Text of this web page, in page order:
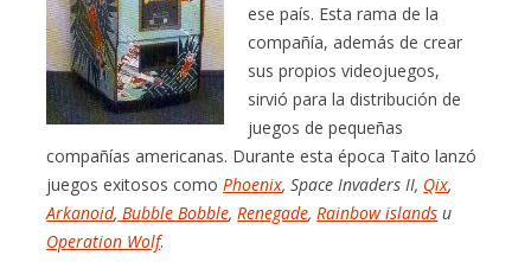
ese país. Esta rama de la
compañía, además de crear
sus propios videojuegos,
sirvió para la distribución de
juegos de pequeñas
compañías americanas. Durante esta época Taito lanzó
juegos exitosos como Phoenix, Space Invaders II, Qix,
Arkanoid, Bubble Bobble, Renegade, Rainbow islands u
Operation Wolf.